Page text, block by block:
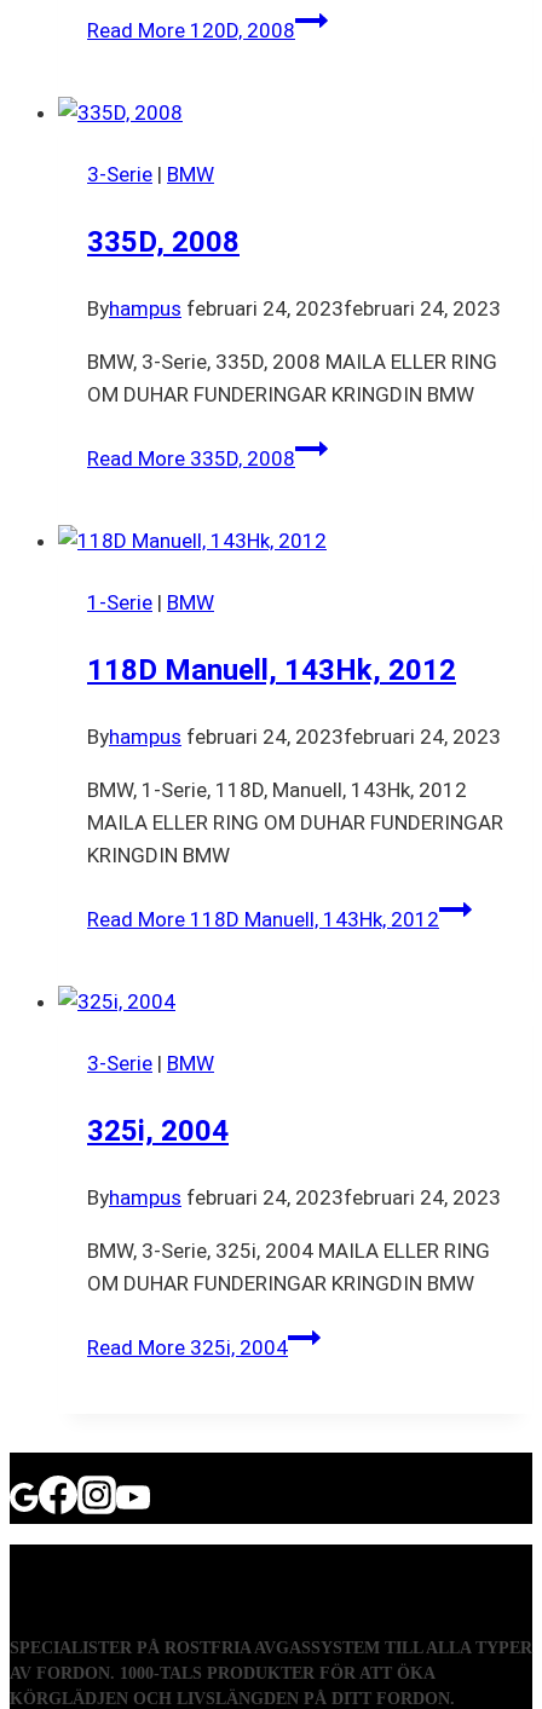
Read More 120D, 2008
3-Serie | BMW
335D, 2008
Byhampus februari 24, 2023februari 24, 2023
BMW, 3-Serie, 335D, 2008 MAILA ELLER RING
OM DUHAR FUNDERINGAR KRINGDIN BMW
Read More 335D, 2008
1-Serie | BMW
118D Manuell, 143Hk, 2012
Byhampus februari 24, 2023februari 24, 2023
BMW, 1-Serie, 118D, Manuell, 143Hk, 2012
MAILA ELLER RING OM DUHAR FUNDERINGAR
KRINGDIN BMW
Read More 118D Manuell, 143Hk, 2012
3-Serie | BMW
325i, 2004
Byhampus februari 24, 2023februari 24, 2023
BMW, 3-Serie, 325i, 2004 MAILA ELLER RING
OM DUHAR FUNDERINGAR KRINGDIN BMW
Read More 325i, 2004
SPECIALISTER PÅ ROSTFRIA AVGASSYSTEM TILL ALLA TYPER
AV FORDON. 1000-TALS PRODUKTER FÖR ATT ÖKA
KÖRGLÄDJEN OCH LIVSLÄNGDEN PÅ DITT FORDON.